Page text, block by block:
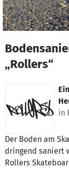
„Rollers“
in
Der Boden am
dringend saniert
Rollers